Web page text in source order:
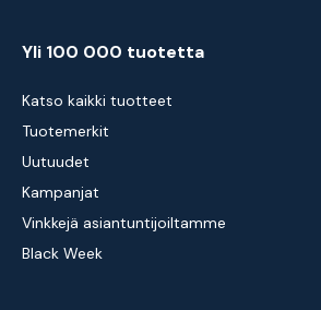
Yli 100 000 tuotetta
Katso kaikki tuotteet
Tuotemerkit
Uutuudet
Kampanjat
Vinkkejä asiantuntijoiltamme
Black Week